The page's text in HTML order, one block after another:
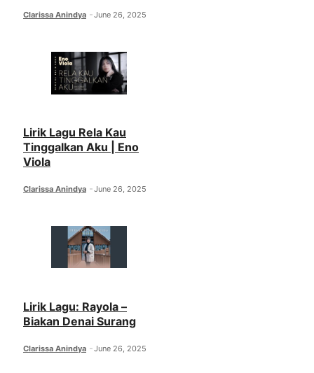
Clarissa Anindya June 26, 2025
Lirik Lagu Rela Kau
Tinggalkan Aku | Eno
Viola
Clarissa Anindya June 26, 2025
Lirik Lagu: Rayola –
Biakan Denai Surang
Clarissa Anindya June 26, 2025